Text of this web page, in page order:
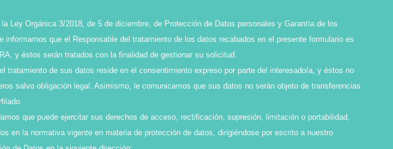
Ley Orgánica 3/2018, de 5 de diciembre, de Protección de Datos personales y Garantía de los
informamos que el Responsable del tratamiento de los datos recabados en el presente formulario es
y éstos serán tratados con la finalidad de gestionar su solicitud.
tratamiento de sus datos reside en el consentimiento expreso por parte del interesado/a, y éstos no
salvo obligación legal. Asimismo, le comunicamos que sus datos no serán objeto de transferencias
que puede ejercitar sus derechos de acceso, rectificación, supresión, limitación o portabilidad,
en la normativa vigente en materia de protección de datos, dirigiéndose por escrito a nuestro